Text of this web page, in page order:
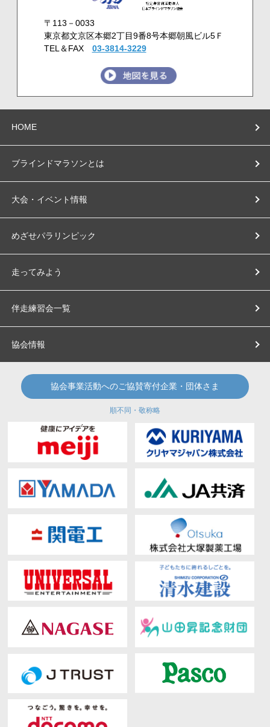
〒113－0033
東京都文京区本郷2丁目9番8号本郷朝風ビル5Ｆ
TEL＆FAX 03-3814-3229
HOME
ブラインドマラソンとは
大会・イベント情報
めざせパラリンピック
走ってみよう
伴走練習会一覧
協会情報
協会事業活動へのご協賛寄付企業・団体さま
順不同・敬称略